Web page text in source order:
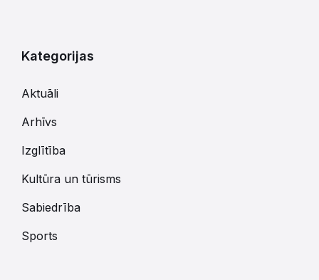
Kategorijas
Aktuāli
Arhīvs
Izglītība
Kultūra un tūrisms
Sabiedrība
Sports